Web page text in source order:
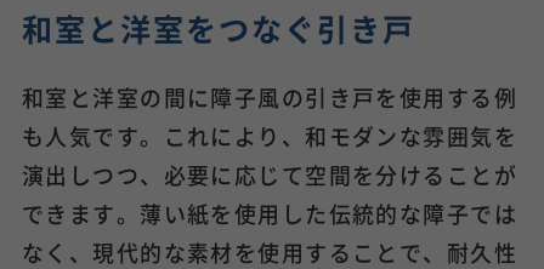
和室と洋室をつなぐ引き戸
和室と洋室の間に障子風の引き戸を使用する例
も人気です。これにより、和モダンな雰囲気を
演出しつつ、必要に応じて空間を分けることが
できます。薄い紙を使用した伝統的な障子では
なく、現代的な素材を使用することで、耐久性